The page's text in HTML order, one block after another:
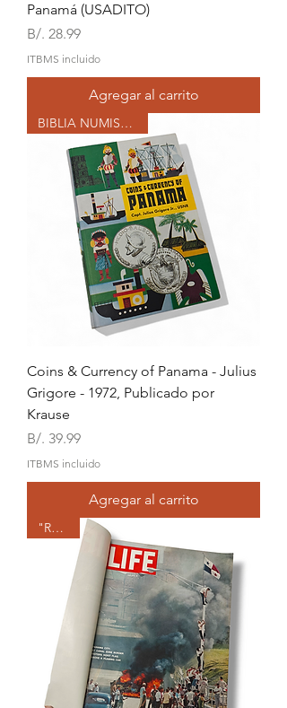
Panamá (USADITO)
Precio
B/. 28.99
ITBMS incluido
Agregar al carrito
BIBLIA NUMISMÁTICA
Coins & Currency of Panama - Julius
Grigore - 1972, Publicado por
Krause
Precio
B/. 39.99
ITBMS incluido
Agregar al carrito
"RARA"